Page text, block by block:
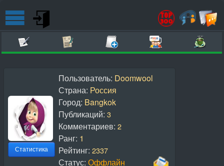
Статистика
Пользователь: Doomwool
Страна: Россия
Город: Bangkok
Публикаций: 3
Комментариев: 2
Ранг: 1
Рейтинг: 2337
Статус: Оффлайн